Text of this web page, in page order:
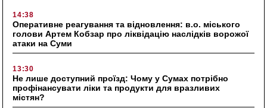
14:38
Оперативне реагування та відновлення: в.о. міського
голови Артем Кобзар про ліквідацію наслідків ворожої
атаки на Суми
13:30
Не лише доступний проїзд: Чому у Сумах потрібно
профінансувати ліки та продукти для вразливих
містян?